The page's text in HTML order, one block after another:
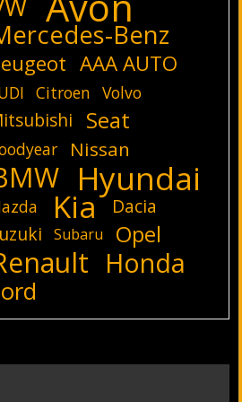
Benz
AAA AUTO
Citroen Volvo
Seat
Nissan
Hyundai
Kia
Dacia
Subaru Opel
Honda